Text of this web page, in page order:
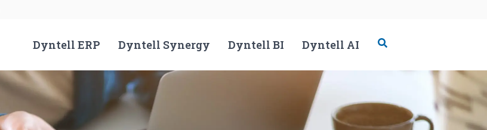
Dyntell ERP Dyntell Synergy Dyntell BI Dyntell AI